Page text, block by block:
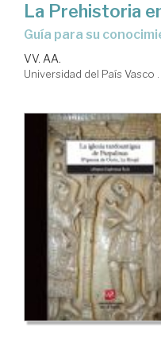
La Prehistoria
guía para su
VV. AA.
Universidad del País Vasco